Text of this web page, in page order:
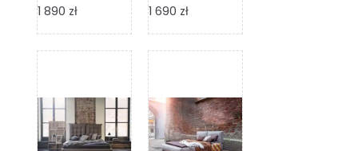
Design
1 890 zł
Design
1 690 zł